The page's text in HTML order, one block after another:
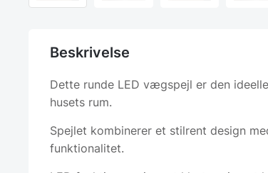
Beskrivelse
Dette runde LED vægspejl er den
husets rum.
Spejlet kombinerer et stilrent design
funktionalitet.